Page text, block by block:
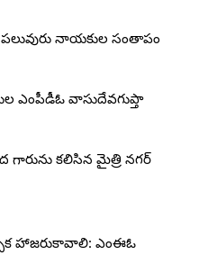
నాయకుల సంతాపం
ఎంపీడీఓ వాసుదేవగుప్తా
గారును కలిసిన మైత్రి నగర్
హాజరుకావాలి: ఎంఈఓ